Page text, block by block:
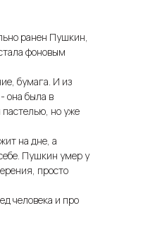
ранен Пушкин,
фоновым
бумага. И из
она была в
но уже
на дне, а
Пушкин умер у
просто
человека и про